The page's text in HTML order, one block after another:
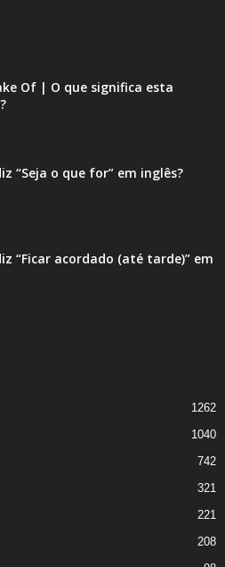
Of | O que significa esta
“Seja o que for” em inglês?
“Ficar acordado (até tarde)” em
1262
1040
742
321
221
208